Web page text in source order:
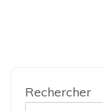
Rechercher